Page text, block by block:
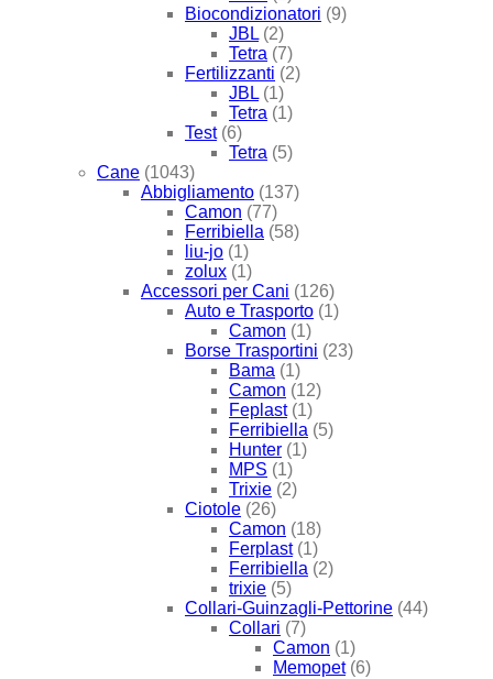
Biocondizionatori (9)
JBL (2)
Tetra (7)
Fertilizzanti (2)
JBL (1)
Tetra (1)
Test (6)
Tetra (5)
Cane (1043)
Abbigliamento (137)
Camon (77)
Ferribiella (58)
liu-jo (1)
zolux (1)
Accessori per Cani (126)
Auto e Trasporto (1)
Camon (1)
Borse Trasportini (23)
Bama (1)
Camon (12)
Feplast (1)
Ferribiella (5)
Hunter (1)
MPS (1)
Trixie (2)
Ciotole (26)
Camon (18)
Ferplast (1)
Ferribiella (2)
trixie (5)
Collari-Guinzagli-Pettorine (44)
Collari (7)
Camon (1)
Memopet (6)